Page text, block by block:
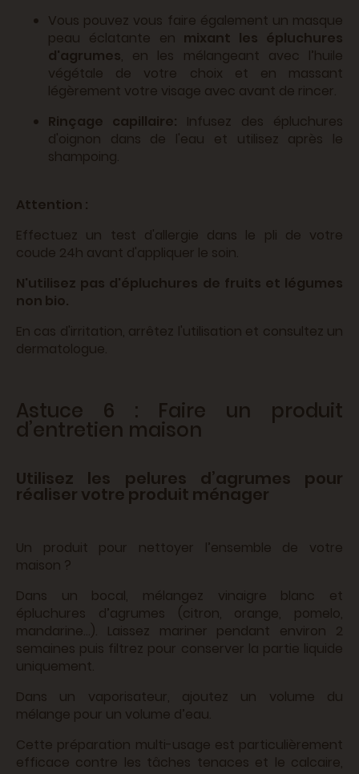
Vous pouvez vous faire également un masque
peau éclatante en mixant les épluchures
d'agrumes, en les mélangeant avec l’huile
végétale de votre choix et en massant
légèrement votre visage avec avant de rincer.
Rinçage capillaire: Infusez des épluchures
d'oignon dans de l'eau et utilisez après le
shampoing.
Attention :
Effectuez un test d'allergie dans le pli de votre
coude 24h avant d'appliquer le soin.
N'utilisez pas d'épluchures de fruits et légumes
non bio.
En cas d'irritation, arrêtez l'utilisation et consultez un
dermatologue.
Astuce 6 : Faire un produit
d’entretien maison
Utilisez les pelures d’agrumes pour
réaliser votre produit ménager
Un produit pour nettoyer l’ensemble de votre
maison ?
Dans un bocal, mélangez vinaigre blanc et
épluchures d’agrumes (citron, orange, pomelo,
mandarine…). Laissez mariner pendant environ 2
semaines puis filtrez pour conserver la partie liquide
uniquement.
Dans un vaporisateur, ajoutez un volume du
mélange pour un volume d’eau.
Cette préparation multi-usage est particulièrement
efficace contre les tâches tenaces et le calcaire,